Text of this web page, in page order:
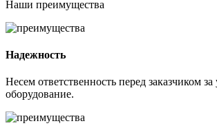
Наши преимущества
Надежность
Несем ответственность перед заказчиком
оборудование.